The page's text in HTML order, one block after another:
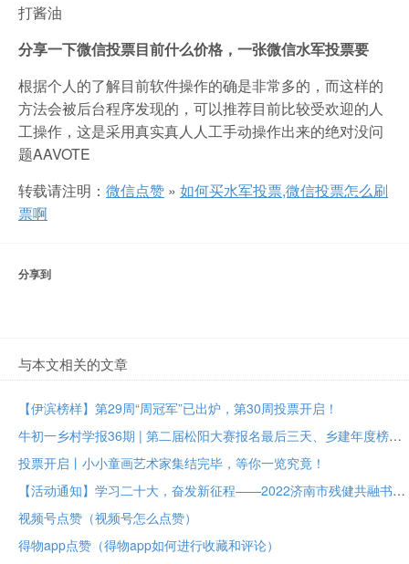
打酱油
分享一下微信投票目前什么价格，一张微信水军投票要
根据个人的了解目前软件操作的确是非常多的，而这样的
方法会被后台程序发现的，可以推荐目前比较受欢迎的人
工操作，这是采用真实真人人工手动操作出来的绝对没问
题AAVOTE
转载请注明： 微信点赞 » 如何买水军投票,微信投票怎么刷
票啊
分享到
与本文相关的文章
【伊滨榜样】第29周“周冠军”已出炉，第30周投票开启！
牛初一乡村学报36期 | 第二届松阳大赛报名最后三天、乡建年度榜样大众投票进行中
投票开启丨小小童画艺术家集结完毕，等你一览究竟！
【活动通知】学习二十大，奋发新征程——2022济南市残健共融书法美术作品展投票评选
视频号点赞（视频号怎么点赞）
得物app点赞（得物app如何进行收藏和评论）